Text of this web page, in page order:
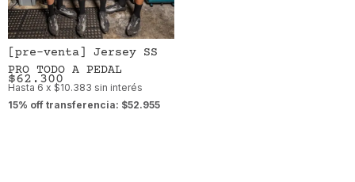
[pre-venta] Jersey SS
PRO TODO A PEDAL
$62.300
Hasta 6 x $10.383 sin interés
15% off transferencia: $52.955